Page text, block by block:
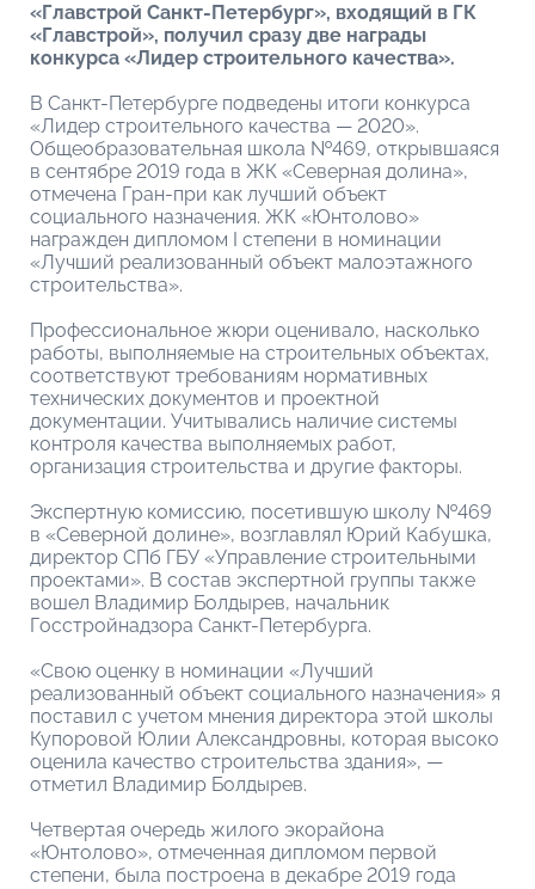
«Главстрой Санкт-Петербург», входящий в ГК
«Главстрой», получил сразу две награды
конкурса «Лидер строительного качества».
В Санкт-Петербурге подведены итоги конкурса
«Лидер строительного качества — 2020».
Общеобразовательная школа №469, открывшаяся
в сентябре 2019 года в ЖК «Северная долина»,
отмечена Гран-при как лучший объект
социального назначения. ЖК «Юнтолово»
награжден дипломом I степени в номинации
«Лучший реализованный объект малоэтажного
строительства».
Профессиональное жюри оценивало, насколько
работы, выполняемые на строительных объектах,
соответствуют требованиям нормативных
технических документов и проектной
документации. Учитывались наличие системы
контроля качества выполняемых работ,
организация строительства и другие факторы.
Экспертную комиссию, посетившую школу №469
в «Северной долине», возглавлял Юрий Кабушка,
директор СПб ГБУ «Управление строительными
проектами». В состав экспертной группы также
вошел Владимир Болдырев, начальник
Госстройнадзора Санкт-Петербурга.
«Свою оценку в номинации «Лучший
реализованный объект социального назначения» я
поставил с учетом мнения директора этой школы
Купоровой Юлии Александровны, которая высоко
оценила качество строительства здания», —
отметил Владимир Болдырев.
Четвертая очередь жилого экорайона
«Юнтолово», отмеченная дипломом первой
степени, была построена в декабре 2019 года